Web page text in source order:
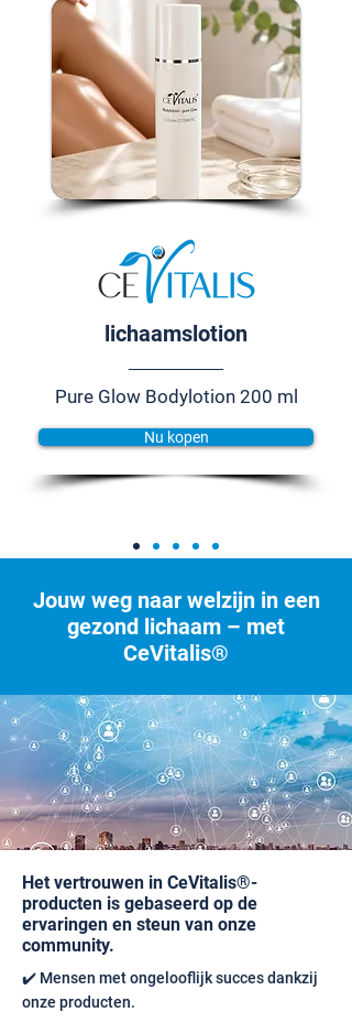
lichaamslotion
Pure Glow Bodylotion 200 ml
Nu kopen
Jouw weg naar welzijn in een
gezond lichaam – met
CeVitalis®
Het vertrouwen in CeVitalis®-
producten is gebaseerd op de
ervaringen en steun van onze
community.
✔️ Mensen met ongelooflijk succes dankzij
onze producten.